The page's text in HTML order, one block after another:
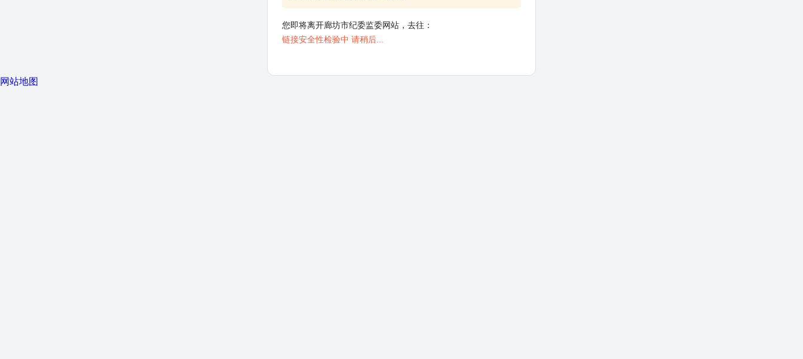
您即将离开廊坊市纪委监委网站，去往：
链接安全性检验中 请稍后...
网站地图